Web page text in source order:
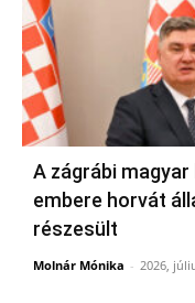
A zágrábi
embere horvát
részesült
Molnár Mónika - 2026,